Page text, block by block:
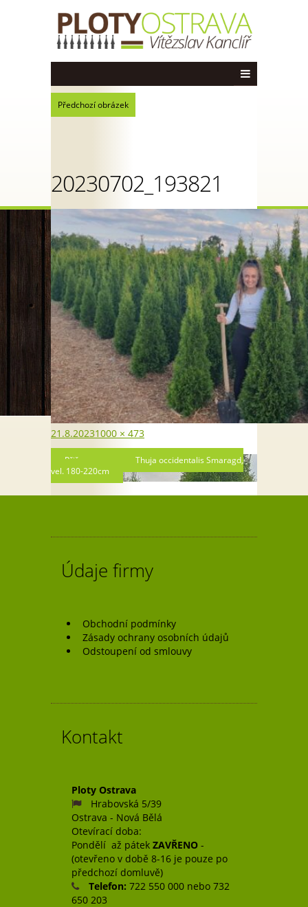
Předchozí obrázek
20230702_193821
Publikováno:
21.8.2023Původní
velikost:
1000 × 473
Navigace
pro
Přiřazeno:
Thuja occidentalis Smaragd,
vel. 180-220cm
Údaje firmy
Obchodní podmínky
Zásady ochrany osobních údajů
Odstoupení od smlouvy
Kontakt
Ploty Ostrava
Hrabovská 5/39
Ostrava - Nová Bělá
Otevírací doba:
Pondělí až pátek ZAVŘENO -
(otevřeno v době 8-16 je pouze po
předchozí domluvě)
Telefon: 722 550 000 nebo 732
650 203